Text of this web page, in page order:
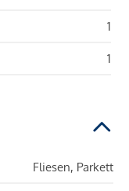
1
1
Fliesen, Parkett